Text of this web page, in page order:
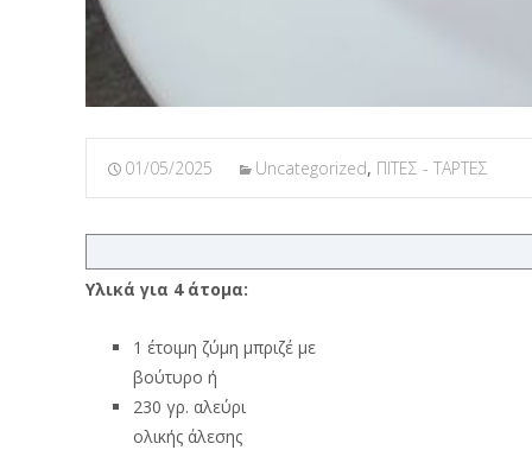
01/05/2025 Uncategorized, ΠΙΤΕΣ - ΤΑΡΤΕΣ
Υλικά για 4 άτομα:
1 έτοιμη ζύμη μπριζέ με
βούτυρο ή
230 γρ. αλεύρι
ολικής άλεσης